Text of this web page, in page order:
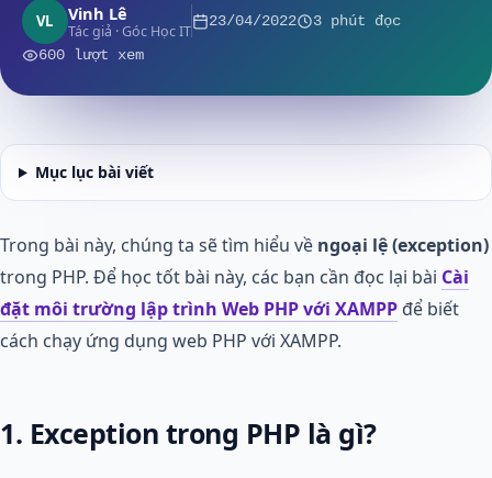
VL Vinh Lê
Tác giả · Góc Học IT
23/04/2022 3 phút đọc
600 lượt xem
Mục lục bài viết
Trong bài này, chúng ta sẽ tìm hiểu về ngoại lệ (exception)
trong PHP. Để học tốt bài này, các bạn cần đọc lại bài Cài
đặt môi trường lập trình Web PHP với XAMPP để biết
cách chạy ứng dụng web PHP với XAMPP.
1. Exception trong PHP là gì?